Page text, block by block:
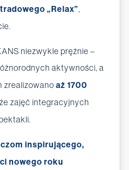
„Relax”,
niezwykle prężnie –
aktywności, a
zrealizowano aż 1700
zajęć integracyjnych
inspirującego,
nowego roku